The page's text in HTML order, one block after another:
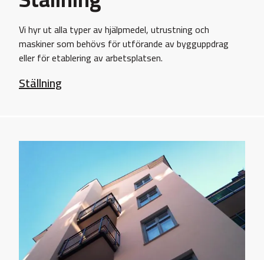
Vi hyr ut alla typer av hjälpmedel, utrustning och
maskiner som behövs för utförande av bygguppdrag
eller för etablering av arbetsplatsen.
Ställning